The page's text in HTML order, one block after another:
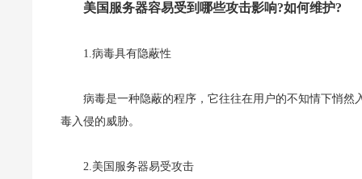
美国服务器容易受到哪些攻击影响?如何维护?
1.病毒具有隐蔽性
病毒是一种隐蔽的程序，它往往在用户的不知情下悄
毒入侵的威胁。
2.美国服务器易受攻击